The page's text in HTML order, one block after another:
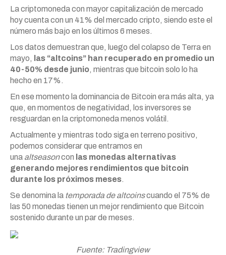
La criptomoneda con mayor capitalización de mercado
hoy cuenta con un 41% del mercado cripto, siendo este el
número más bajo en los últimos 6 meses.
Los datos demuestran que, luego del colapso de Terra en
mayo, las “altcoins” han recuperado en promedio un
40-50% desde junio, mientras que bitcoin solo lo ha
hecho en 17%.
En ese momento la dominancia de Bitcoin era más alta, ya
que, en momentos de negatividad, los inversores se
resguardan en la criptomoneda menos volátil.
Actualmente y mientras todo siga en terreno positivo,
podemos considerar que entramos en
una altseasoncon las monedas alternativas
generando mejores rendimientos que bitcoin
durante los próximos meses.
Se denomina la temporada de altcoinscuando el 75% de
las 50 monedas tienen un mejor rendimiento que Bitcoin
sostenido durante un par de meses.
Fuente: Tradingview